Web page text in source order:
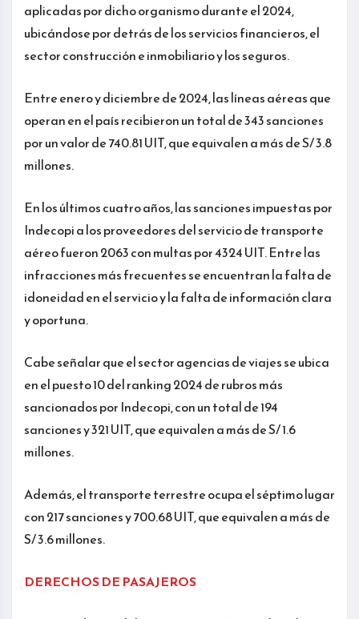
aplicadas por dicho organismo durante el 2024,
ubicándose por detrás de los servicios financieros, el
sector construcción e inmobiliario y los seguros.
Entre enero y diciembre de 2024, las líneas aéreas que
operan en el país recibieron un total de 343 sanciones
por un valor de 740.81 UIT, que equivalen a más de S/ 3.8
millones.
En los últimos cuatro años, las sanciones impuestas por
Indecopi a los proveedores del servicio de transporte
aéreo fueron 2063 con multas por 4324 UIT. Entre las
infracciones más frecuentes se encuentran la falta de
idoneidad en el servicio y la falta de información clara
y oportuna.
Cabe señalar que el sector agencias de viajes se ubica
en el puesto 10 del ranking 2024 de rubros más
sancionados por Indecopi, con un total de 194
sanciones y 321 UIT, que equivalen a más de S/ 1.6
millones.
Además, el transporte terrestre ocupa el séptimo lugar
con 217 sanciones y 700.68 UIT, que equivalen a más de
S/ 3.6 millones.
DERECHOS DE PASAJEROS